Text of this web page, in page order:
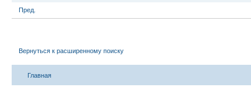
Пред.
Вернуться к расширенному поиску
Главная